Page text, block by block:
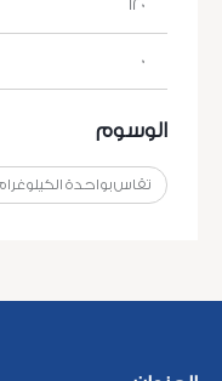
الوسوم
تقاس بواحدة الكيلوغرام